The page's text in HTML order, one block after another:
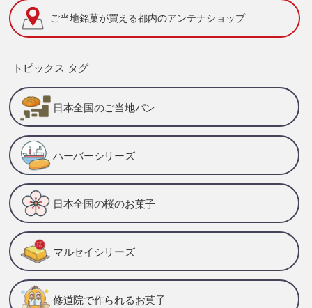
ご当地銘菓が買える都内のアンテナショップ
トピックス タグ
日本全国のご当地パン
ハーバーシリーズ
日本全国の桜のお菓子
マルセイシリーズ
修道院で作られるお菓子